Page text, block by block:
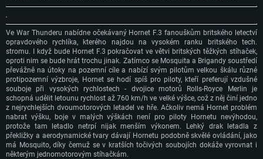
Ve War Thunderu nabídne očekávaný Hornet F.3 fanouškům britského letectví
opravdového rychlíka, kterého najdou na vysokém ranku britského tech.
stromu. I když bude Hornet F.3 pokračovat ve větvi britských těžkých stíhaček,
oproti nim se bude hrát trochu jinak. Zatímco se Mosquita a Brigandy soustředí
převážně na útoky na pozemní cíle a nabízí svým pilotům velkou škálu různé
protipozemní výzbroje, Hornet se hodí spíš pro piloty, kteří preferují vzdušné
souboje při vysokých rychlostech - dvojice motorů Rolls-Royce Merlin je
schopná udělit letounu rychlost až 760 km/h ve velké výšce, což z něj činí jedno
z nejrychlejších dvoumotorových letadel ve hře. Ačkoliv nemá Hornet problém
nabrat výšku, boje v malých výškách není pro piloty Hornetu nevýhodou,
protože tam letadlo netrpí nijak menším výkonem. Lehký drak letadla z
překližky a aerodynamické tvary dávají Hornetu podobně skvělé ovládání, jako
má Mosquito, díky čemuž se v kratších točivých soubojích dokáže vyrovnat i
některým jednomotorovým stíhačkám.